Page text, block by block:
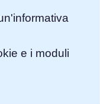
e i moduli